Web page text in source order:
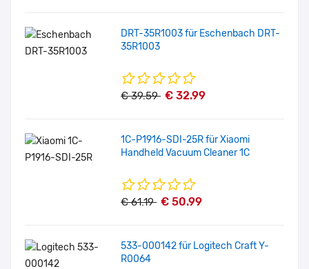
DRT-35R1003 für Eschenbach DRT-
35R1003
€ 39.59 € 32.99
1C-P1916-SDI-25R für Xiaomi
Handheld Vacuum Cleaner 1C
€ 61.19 € 50.99
533-000142 für Logitech Craft Y-
R0064